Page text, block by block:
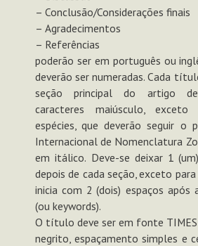
– Conclusão/Considerações finais
– Agradecimentos
– Referências
poderão ser em português ou
deverão ser numeradas. Cada
seção principal do artigo
caracteres maiúsculo,
espécies, que deverão seguir o
Internacional de Nomenclatura
em itálico. Deve-se deixar 1
depois de cada seção, exceto
inicia com 2 (dois) espaços após
(ou keywords).
O título deve ser em fonte TIMES
negrito, espaçamento simples e